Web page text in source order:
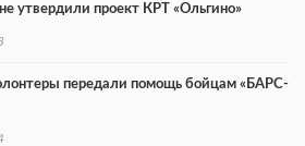
утвердили проект КРТ «Ольгино»
передали помощь бойцам «БАРС-